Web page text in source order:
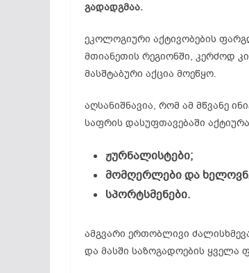
გადადგმაა.
ეკოლოგიური აქტივობების
მთიანეთის რეგიონში, კერძოდ
მასშტაბური აქცია მოეწყო.
აღსანიშნავია, რომ ამ მწვანე
საფრის დასუფთავებაში
ჟურნალისტები;
მომღერლები და
სპორტსმენები.
ამგვარი ერთობლივი
და მასში საზოგადოების